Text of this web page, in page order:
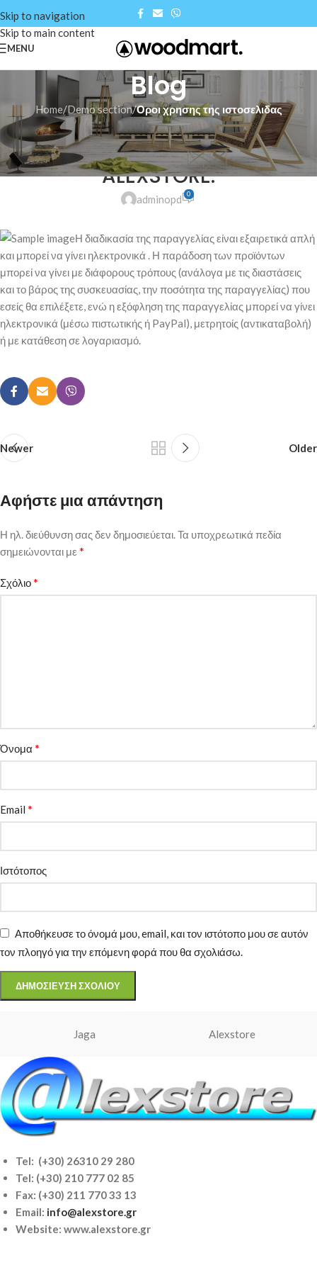
Skip to navigation
Skip to main content
MENU
Blog
Home/Demo section/Οροι χρησης της ιστοσελιδας
ΟΡΟΙ ΧΡΗΣΗΣ ΤΗΣ ΙΣΤΟΣΕΛΙΔΑΣ
Πως να παραγγείλετε απο το
ALEXSTORE.
adminopd 0
Η διαδικασία της παραγγελίας είναι εξαιρετικά απλή
και μπορεί να γίνει ηλεκτρονικά . Η παράδοση των προϊόντων
μπορεί να γίνει με διάφορους τρόπους (ανάλογα με τις διαστάσεις
και το βάρος της συσκευασίας, την ποσότητα της παραγγελίας) που
εσείς θα επιλέξετε, ενώ η εξόφληση της παραγγελίας μπορεί να γίνει
ηλεκτρονικά (μέσω πιστωτικής ή PayPal), μετρητοίς (αντικαταβολή)
ή με κατάθεση σε λογαριασμό.
Newer Older
Αφήστε μια απάντηση
Η ηλ. διεύθυνση σας δεν δημοσιεύεται.Τα υποχρεωτικά πεδία
σημειώνονται με *
Σχόλιο*
Όνομα *
Email *
Ιστότοπος
Αποθήκευσε το όνομά μου, email, και τον ιστότοπο μου σε αυτόν
τον πλοηγό για την επόμενη φορά που θα σχολιάσω.
Jaga Alexstore
Tel: (+30) 26310 29 280
Tel: (+30) 210 777 02 85
Fax: (+30) 211 770 33 13
Email: info@alexstore.gr
Website: www.alexstore.gr